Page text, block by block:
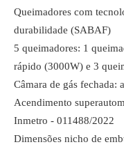
Queimadores com
durabilidade (SABAF)
5 queimadores: 1
rápido (3000W) e 3
Câmara de gás fechada:
Acendimento
Inmetro - 011488/2022
Dimensões nicho de